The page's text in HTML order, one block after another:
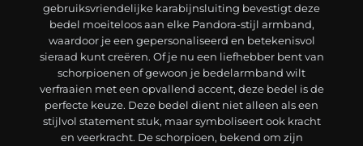
gebruiksvriendelijke karabijnsluiting bevestigt deze
bedel moeiteloos aan elke Pandora-stijl armband,
waardoor je een gepersonaliseerd en betekenisvol
sieraad kunt creëren. Of je nu een liefhebber bent van
schorpioenen of gewoon je bedelarmband wilt
verfraaien met een opvallend accent, deze bedel is de
perfecte keuze. Deze bedel dient niet alleen als een
stijlvol statement stuk, maar symboliseert ook kracht
en veerkracht. De schorpioen, bekend om zijn